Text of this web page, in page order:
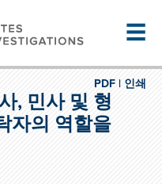
☰
인쇄
PDF |
, 민사 및 형
자의 역할을